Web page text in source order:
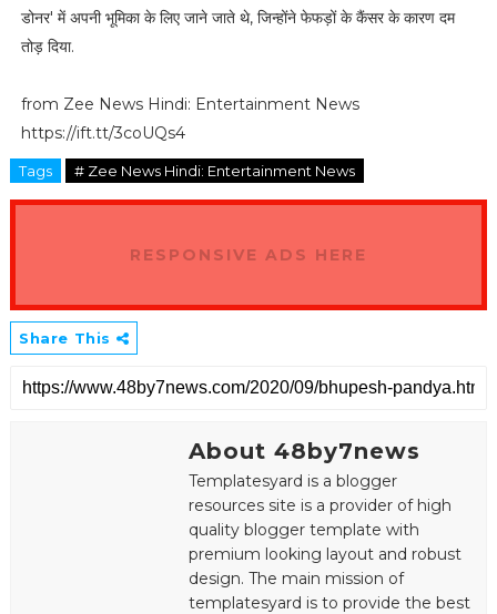
डोनर' में अपनी भूमिका के लिए जाने जाते थे, जिन्होंने फेफड़ों के कैंसर के कारण दम
तोड़ दिया.
from Zee News Hindi: Entertainment News
https://ift.tt/3coUQs4
Tags # Zee News Hindi: Entertainment News
RESPONSIVE ADS HERE
Share This
About 48by7news
Templatesyard is a blogger
resources site is a provider of high
quality blogger template with
premium looking layout and robust
design. The main mission of
templatesyard is to provide the best